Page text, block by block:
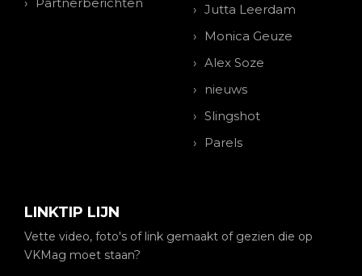
Jutta Leerdam
Monica Geuze
Alex Soze
nieuws
Slingshot
Parels
LINKTIP LIJN
Vette video, foto's of link gemaakt of gezien die op
VKMag moet staan?